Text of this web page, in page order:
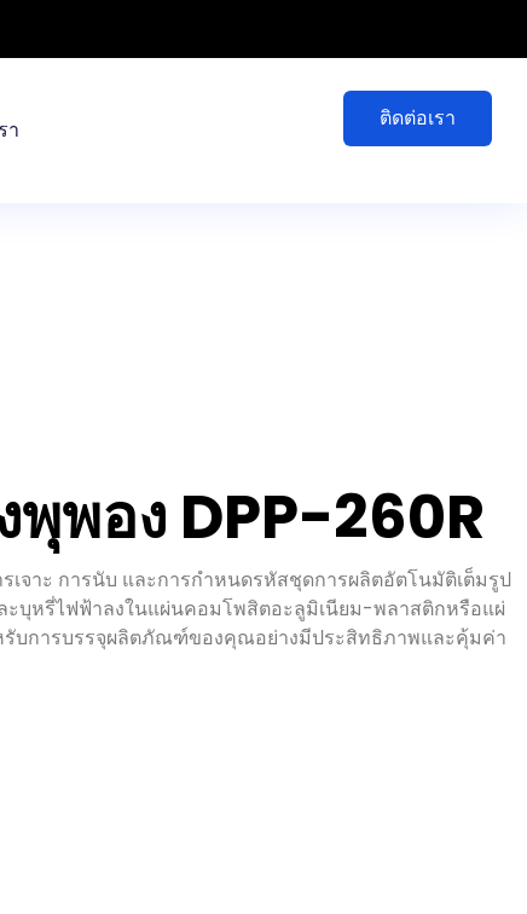
า ติดต่อเรา
พุพอง DPP-260R
จาะ การนับ และการกำหนดรหัสชุดการผลิตอัตโนมัติเต็มรูป
ะบุหรี่ไฟฟ้าลงในแผ่นคอมโพสิตอะลูมิเนียม-พลาสติกหรือแผ่
รับการบรรจุผลิตภัณฑ์ของคุณอย่างมีประสิทธิภาพและคุ้มค่า